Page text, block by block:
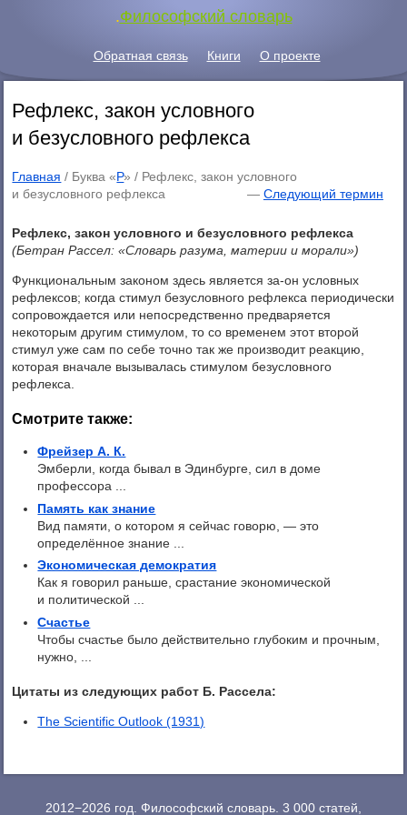
.Философский словарь
Обратная связь Книги О проекте
Рефлекс, закон условного
и безусловного рефлекса
Главная / Буква «Р» / Рефлекс, закон условного
и безусловного рефлекса
— Следующий термин
Рефлекс, закон условного и безусловного рефлекса
(Бетран Рассел: «Словарь разума, материи и морали»)
Функциональным законом здесь является за-он условных
рефлексов; когда стимул безусловного рефлекса периодически
сопровождается или непосредственно предваряется
некоторым другим стимулом, то со временем этот второй
стимул уже сам по себе точно так же производит реакцию,
которая вначале вызывалась стимулом безусловного
рефлекса.
Смотрите также:
Фрейзер А. К.
Эмберли, когда бывал в Эдинбурге, сил в доме
профессора ...
Память как знание
Вид памяти, о котором я сейчас говорю, — это
определённое знание ...
Экономическая демократия
Как я говорил раньше, срастание экономической
и политической ...
Счастье
Чтобы счастье было действительно глубоким и прочным,
нужно, ...
Цитаты из следующих работ Б. Рассела:
The Scientific Outlook (1931)
2012−2026 год. Философский словарь. 3 000 статей,